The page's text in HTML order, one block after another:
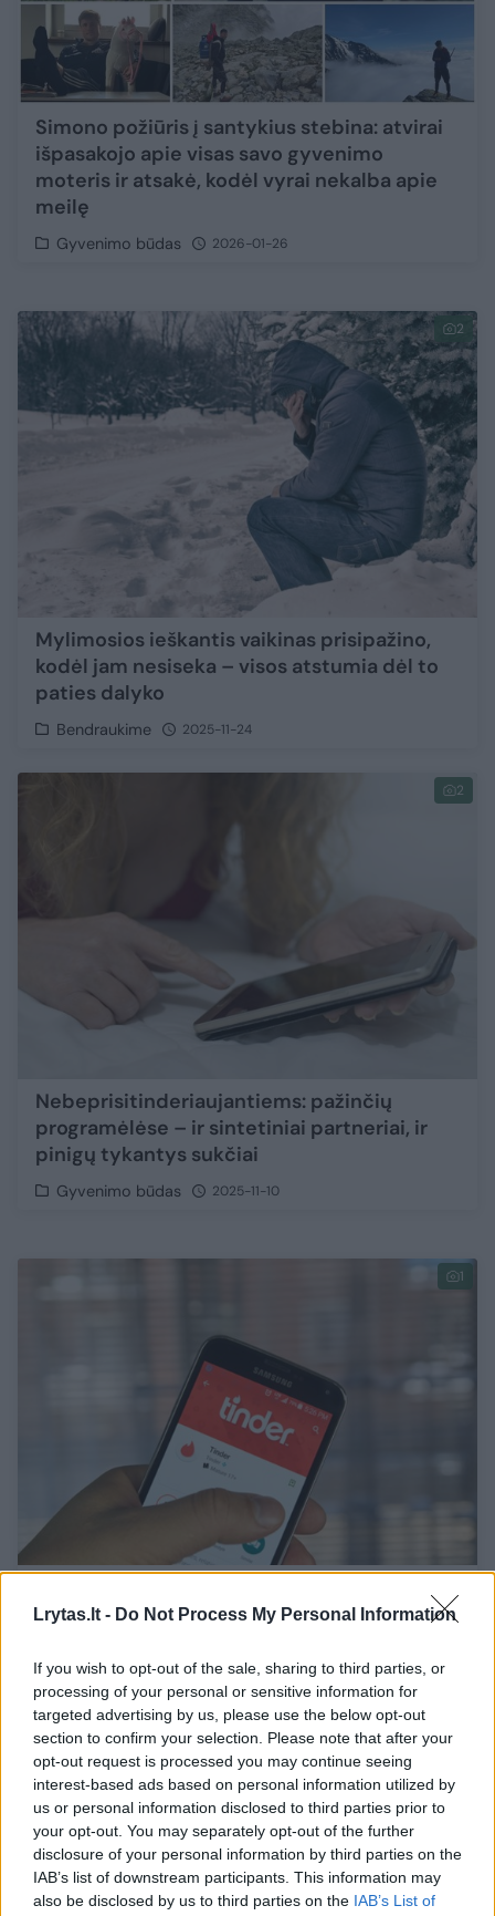
Lrytas.lt - Do Not Process My Personal Information
If you wish to opt-out of the sale, sharing to third parties, or
processing of your personal or sensitive information for
targeted advertising by us, please use the below opt-out
section to confirm your selection. Please note that after your
opt-out request is processed you may continue seeing
interest-based ads based on personal information utilized by
us or personal information disclosed to third parties prior to
your opt-out. You may separately opt-out of the further
disclosure of your personal information by third parties on the
IAB’s list of downstream participants. This information may
also be disclosed by us to third parties on the IAB’s List of
Simono požiūris į santykius stebina: atvirai
išpasakojo apie visas savo gyvenimo
moteris ir atsakė, kodėl vyrai nekalba apie
meilę
Gyvenimo būdas 2026-01-26
2
Mylimosios ieškantis vaikinas prisipažino,
kodėl jam nesiseka – visos atstumia dėl to
paties dalyko
Bendraukime 2025-11-24
2
Nebeprisitinderiaujantiems: pažinčių
programėlėse – ir sintetiniai partneriai, ir
pinigų tykantys sukčiai
Gyvenimo būdas 2025-11-10
1
pribloškė Indrę: „Noriu įspėti moteris“